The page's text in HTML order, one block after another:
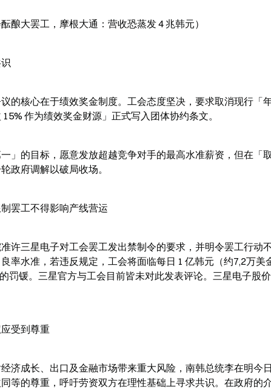
酿大罢工，摩根大通：营收恐蒸发 4 兆韩元）
的核心在于绩效奖金制度。工会态度坚决，要求取消现行「
作为绩效奖金财源」正式写入团体协约条文。
」的目标，愿意发放超越竞争对手的最高水准薪资，但在「
政府调解以破局收场。
罢工不得影响产线营运
许三星电子对工会罢工发出禁制令的要求，并明令罢工行动
率水准，若违反规定，工会将面临每日 1 亿韩元（约7,2万美
罚锾。三星官方与工会目前皆未对此发表评论。三星电子股
受到尊重
济成长、出口及金融市场带来重大风险，南韩总统李在明今
等的尊重，呼吁劳资双方在理性基础上寻求共识。在政府的